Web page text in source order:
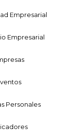
Empresarial
Empresarial
Personales